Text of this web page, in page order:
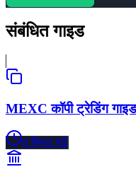
संबंधित गाइड
MEXC कॉपी ट्रेडिंग
8 मिनट पढ़ें